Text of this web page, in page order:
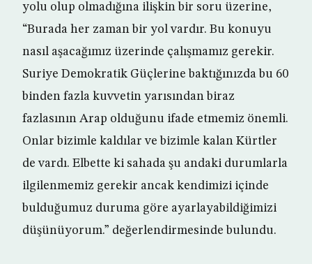
yolu olup olmadığına ilişkin bir soru üzerine,
“Burada her zaman bir yol vardır. Bu konuyu
nasıl aşacağımız üzerinde çalışmamız gerekir.
Suriye Demokratik Güçlerine baktığınızda bu 60
binden fazla kuvvetin yarısından biraz
fazlasının Arap olduğunu ifade etmemiz önemli.
Onlar bizimle kaldılar ve bizimle kalan Kürtler
de vardı. Elbette ki sahada şu andaki durumlarla
ilgilenmemiz gerekir ancak kendimizi içinde
bulduğumuz duruma göre ayarlayabildiğimizi
düşünüyorum.” değerlendirmesinde bulundu.